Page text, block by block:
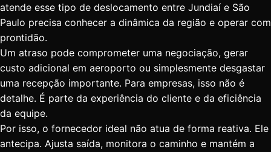
atende esse tipo de deslocamento entre Jundiaí e São
Paulo precisa conhecer a dinâmica da região e operar com
prontidão.
Um atraso pode comprometer uma negociação, gerar
custo adicional em aeroporto ou simplesmente desgastar
uma recepção importante. Para empresas, isso não é
detalhe. É parte da experiência do cliente e da eficiência
da equipe.
Por isso, o fornecedor ideal não atua de forma reativa. Ele
antecipa. Ajusta saída, monitora o caminho e mantém a